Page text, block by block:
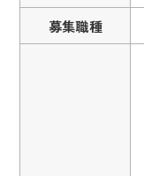
募集職種